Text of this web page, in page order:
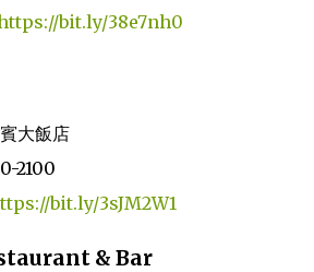
bit.ly/38e7nh0
大飯店
2100
bit.ly/3sJM2W1
& Bar